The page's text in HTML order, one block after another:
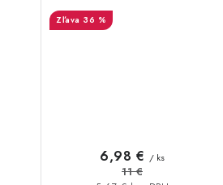
36 %
6,98 € / ks
11 €